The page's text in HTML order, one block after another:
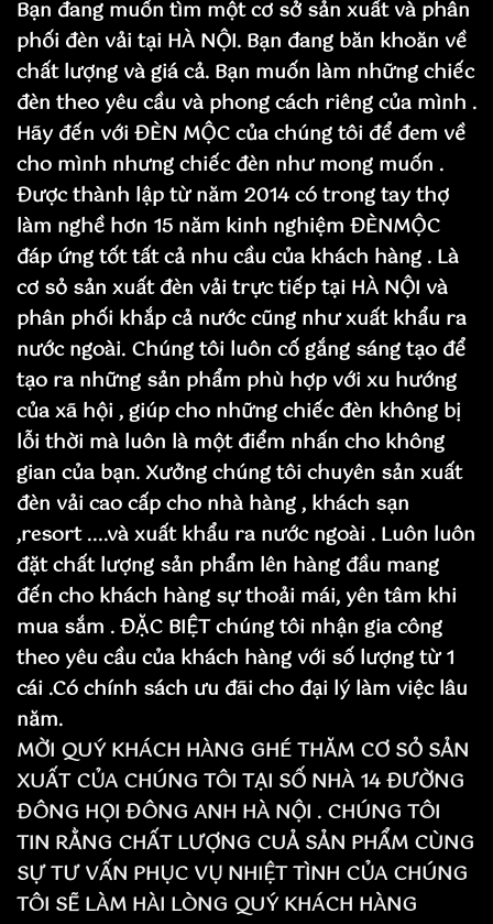
Bạn đang muốn tìm một cơ sở sản xuất và phân
phối đèn vải tại HÀ NỘI. Bạn đang băn khoăn về
chất lượng và giá cả. Bạn muốn làm những chiếc
đèn theo yêu cầu và phong cách riêng của mình .
Hãy đến với ĐÈN MỘC của chúng tôi để đem về
cho mình nhưng chiếc đèn như mong muốn .
Được thành lập từ năm 2014 có trong tay thợ
làm nghề hơn 15 năm kinh nghiệm ĐÈNMỘC
đáp ứng tốt tất cả nhu cầu của khách hàng . Là
cơ sỏ sản xuất đèn vải trực tiếp tại HÀ NỘI và
phân phối khắp cả nước cũng như xuất khẩu ra
nước ngoài. Chúng tôi luôn cố gắng sáng tạo để
tạo ra những sản phẩm phù hợp với xu hướng
của xã hội , giúp cho những chiếc đèn không bị
lỗi thời mà luôn là một điểm nhấn cho không
gian của bạn. Xưởng chúng tôi chuyên sản xuất
đèn vải cao cấp cho nhà hàng , khách sạn
,resort ....và xuất khẩu ra nước ngoài . Luôn luôn
đặt chất lượng sản phẩm lên hàng đầu mang
đến cho khách hàng sự thoải mái, yên tâm khi
mua sắm . ĐẶC BIỆT chúng tôi nhận gia công
theo yêu cầu của khách hàng với số lượng từ 1
cái .Có chính sách ưu đãi cho đại lý làm việc lâu
năm.
MỜI QUÝ KHÁCH HÀNG GHÉ THĂM CƠ SỎ SẢN
XUẤT CỦA CHÚNG TÔI TẠI SỐ NHÀ 14 ĐƯỜNG
ĐÔNG HỌI ĐÔNG ANH HÀ NỘI . CHÚNG TÔI
TIN RẰNG CHẤT LƯỢNG CUẢ SẢN PHẨM CÙNG
SỰ TƯ VẤN PHỤC VỤ NHIỆT TÌNH CỦA CHÚNG
TÔI SẼ LÀM HÀI LÒNG QUÝ KHÁCH HÀNG